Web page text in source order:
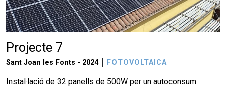
Projecte 7
Sant Joan les Fonts - 2024 FOTOVOLTAICA
Instal·lació de 32 panells de 500W per un autoconsum